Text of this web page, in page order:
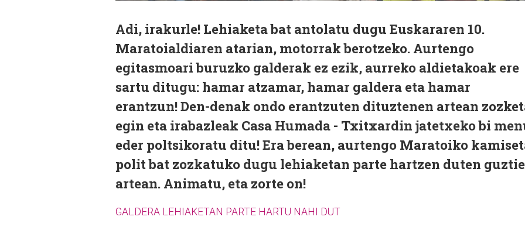
Adi, irakurle! Lehiaketa bat antolatu dugu Euskararen 10.
Maratoialdiaren atarian, motorrak berotzeko. Aurtengo
egitasmoari buruzko galderak ez ezik, aurreko aldietakoak ere
sartu ditugu: hamar atzamar, hamar galdera eta hamar
erantzun! Den-denak ondo erantzuten dituztenen artean
egin eta irabazleak Casa Humada - Txitxardin jatetxeko bi
eder poltsikoratu ditu! Era berean, aurtengo Maratoiko
polit bat zozkatuko dugu lehiaketan parte hartzen duten
artean. Animatu, eta zorte on!
GALDERA LEHIAKETAN PARTE HARTU NAHI DUT